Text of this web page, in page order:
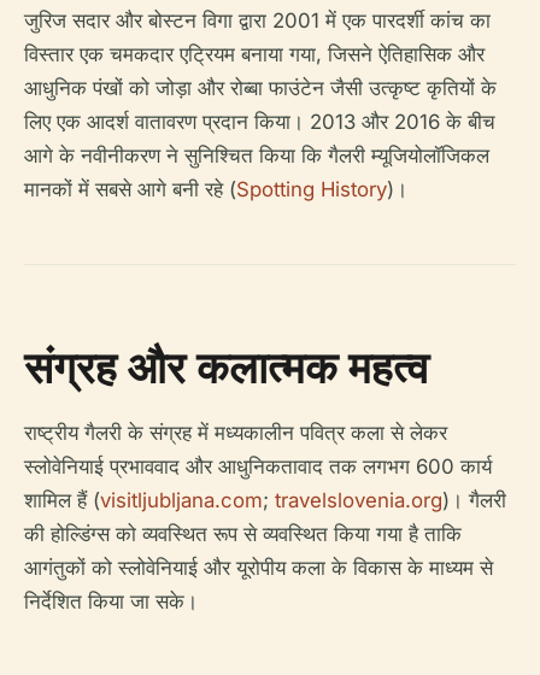
जुरिज सदार और बोस्टन विगा द्वारा 2001 में एक पारदर्शी कांच का
विस्तार एक चमकदार एट्रियम बनाया गया, जिसने ऐतिहासिक और
आधुनिक पंखों को जोड़ा और रोब्बा फाउंटेन जैसी उत्कृष्ट कृतियों के
लिए एक आदर्श वातावरण प्रदान किया। 2013 और 2016 के बीच
आगे के नवीनीकरण ने सुनिश्चित किया कि गैलरी म्यूजियोलॉजिकल
मानकों में सबसे आगे बनी रहे (Spotting History)।
संग्रह और कलात्मक महत्व
राष्ट्रीय गैलरी के संग्रह में मध्यकालीन पवित्र कला से लेकर
स्लोवेनियाई प्रभाववाद और आधुनिकतावाद तक लगभग 600 कार्य
शामिल हैं (visitljubljana.com; travelslovenia.org)। गैलरी
की होल्डिंग्स को व्यवस्थित रूप से व्यवस्थित किया गया है ताकि
आगंतुकों को स्लोवेनियाई और यूरोपीय कला के विकास के माध्यम से
निर्देशित किया जा सके।